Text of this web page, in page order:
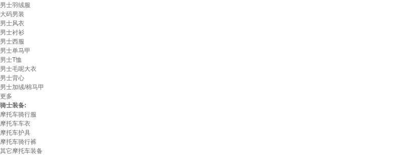
男士羽绒服
大码男装
男士风衣
男士衬衫
男士西服
男士单马甲
男士T恤
男士毛呢大衣
男士背心
男士加绒/棉马甲
更多
骑士装备:
摩托车骑行服
摩托车车衣
摩托车护具
摩托车骑行裤
其它摩托车装备